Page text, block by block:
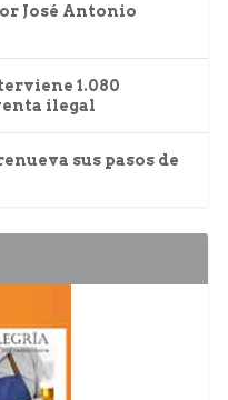
José Antonio
1.080
ilegal
sus pasos de